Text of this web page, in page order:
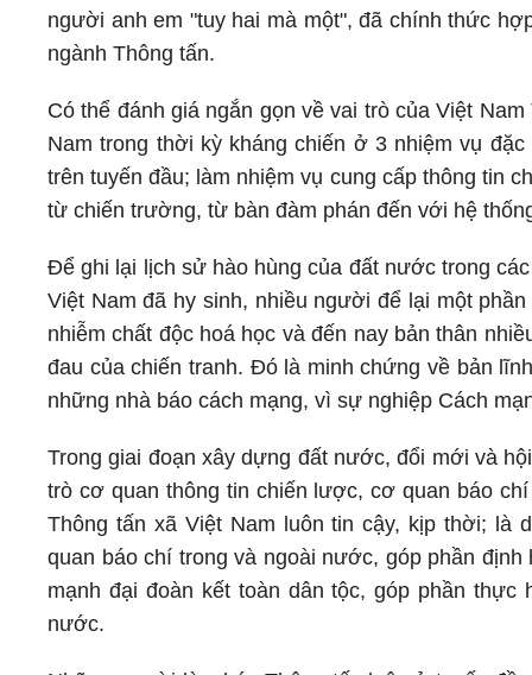
người anh em "tuy hai mà một", đã chính thức
ngành Thông tấn.
Có thể đánh giá ngắn gọn về vai trò của Việt
Nam trong thời kỳ kháng chiến ở 3 nhiệm vụ
trên tuyến đầu; làm nhiệm vụ cung cấp thông tin
từ chiến trường, từ bàn đàm phán đến với hệ
Để ghi lại lịch sử hào hùng của đất nước trong
Việt Nam đã hy sinh, nhiều người để lại một
nhiễm chất độc hoá học và đến nay bản thân
đau của chiến tranh. Đó là minh chứng về bản
những nhà báo cách mạng, vì sự nghiệp Cách
Trong giai đoạn xây dựng đất nước, đổi mới và
trò cơ quan thông tin chiến lược, cơ quan báo
Thông tấn xã Việt Nam luôn tin cậy, kịp thời; là
quan báo chí trong và ngoài nước, góp phần
mạnh đại đoàn kết toàn dân tộc, góp phần
nước.